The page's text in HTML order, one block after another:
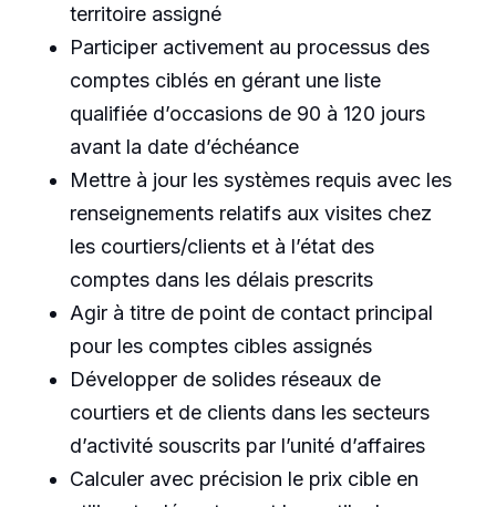
territoire assigné
Participer activement au processus des
comptes ciblés en gérant une liste
qualifiée d’occasions de 90 à 120 jours
avant la date d’échéance
Mettre à jour les systèmes requis avec les
renseignements relatifs aux visites chez
les courtiers/clients et à l’état des
comptes dans les délais prescrits
Agir à titre de point de contact principal
pour les comptes cibles assignés
Développer de solides réseaux de
courtiers et de clients dans les secteurs
d’activité souscrits par l’unité d’affaires
Calculer avec précision le prix cible en